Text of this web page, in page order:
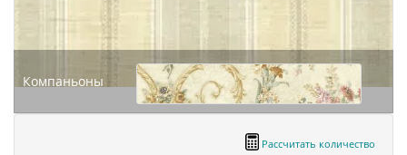
Компаньоны
Рассчитать количество